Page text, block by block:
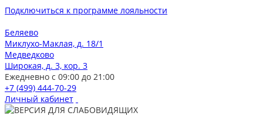
Подключиться к программе лояльности
Беляево
Миклухо-Маклая, д. 18/1
Медведково
Широкая, д. 3, кор. 3
Ежедневно с 09:00 до 21:00
+7 (499) 444-70-29
Личный кабинет